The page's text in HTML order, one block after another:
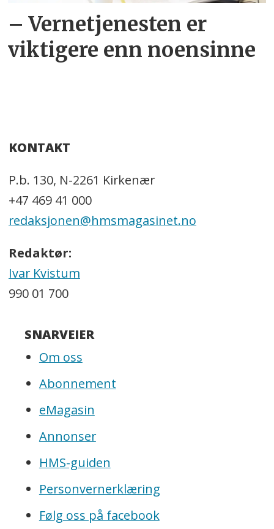
– Vernetjenesten er
viktigere enn noensinne
KONTAKT
P.b. 130, N-2261 Kirkenær
+47 469 41 000
redaksjonen@hmsmagasinet.no
Redaktør:
Ivar Kvistum
990 01 700
SNARVEIER
Om oss
Abonnement
eMagasin
Annonser
HMS-guiden
Personvernerklæring
Følg oss på facebook